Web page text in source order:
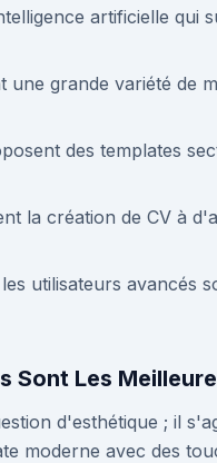
artificielle qui
une grande variété de
des templates
la création de CV à
utilisateurs avancés
Sont Les
d'esthétique ; il
moderne avec des